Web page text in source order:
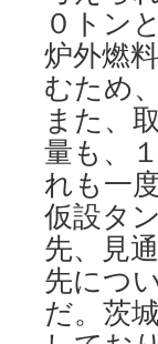
０トン
炉外燃
むため
また、
量も、
れも一
仮設タ
先、見
先につ
だ。茨